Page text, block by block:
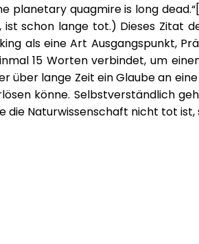
quagmire is long
schon lange tot.) Dieses Zitat
als eine Art Ausgangspunkt,
15 Worten verbindet, um
lange Zeit ein Glaube an
könne. Selbstverständlich
Naturwissenschaft nicht tot ist,